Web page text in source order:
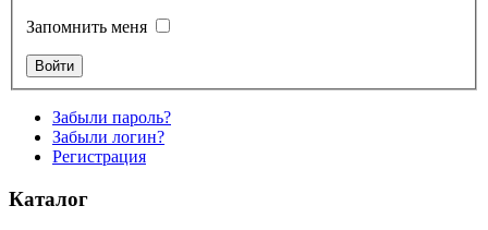
Запомнить меня
Забыли пароль?
Забыли логин?
Регистрация
Каталог